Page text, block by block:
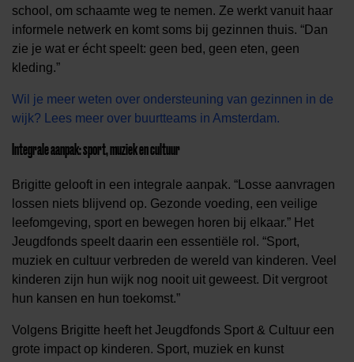
school, om schaamte weg te nemen. Ze werkt vanuit haar
informele netwerk en komt soms bij gezinnen thuis. “Dan
zie je wat er écht speelt: geen bed, geen eten, geen
kleding.”
Wil je meer weten over ondersteuning van gezinnen in de
wijk? Lees meer over buurtteams in Amsterdam.
Integrale aanpak: sport, muziek en cultuur
Brigitte gelooft in een integrale aanpak. “Losse aanvragen
lossen niets blijvend op. Gezonde voeding, een veilige
leefomgeving, sport en bewegen horen bij elkaar.” Het
Jeugdfonds speelt daarin een essentiële rol. “Sport,
muziek en cultuur verbreden de wereld van kinderen. Veel
kinderen zijn hun wijk nog nooit uit geweest. Dit vergroot
hun kansen en hun toekomst.”
Volgens Brigitte heeft het Jeugdfonds Sport & Cultuur een
grote impact op kinderen. Sport, muziek en kunst